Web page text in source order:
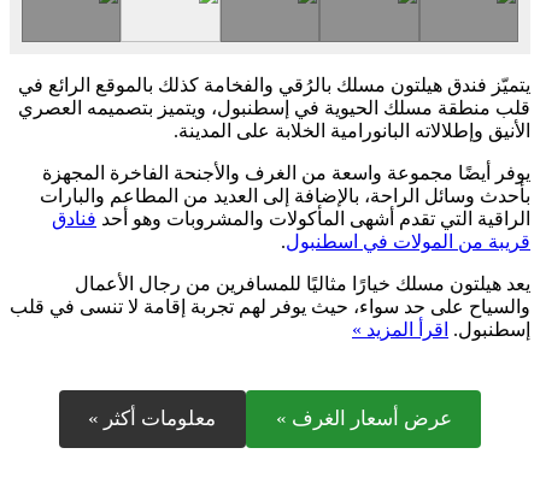
يتميّز فندق هيلتون مسلك بالرُقي والفخامة كذلك بالموقع الرائع في
قلب منطقة مسلك الحيوية في إسطنبول، ويتميز بتصميمه العصري
الأنيق وإطلالاته البانورامية الخلابة على المدينة.
يوفر أيضًا مجموعة واسعة من الغرف والأجنحة الفاخرة المجهزة
بأحدث وسائل الراحة، بالإضافة إلى العديد من المطاعم والبارات
الراقية التي تقدم أشهى المأكولات والمشروبات وهو أحد فنادق
قريبة من المولات في اسطنبول.
يعد هيلتون مسلك خيارًا مثاليًا للمسافرين من رجال الأعمال
والسياح على حد سواء، حيث يوفر لهم تجربة إقامة لا تنسى في قلب
إسطنبول. اقرأ المزيد »
عرض أسعار الغرف » معلومات أكثر »